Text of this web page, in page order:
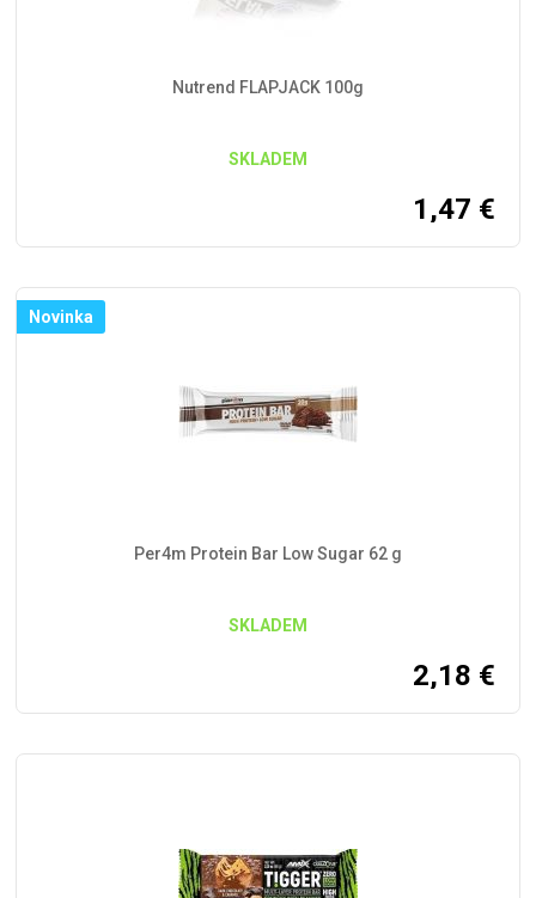
Nutrend FLAPJACK 100g
SKLADEM
1,47 €
Novinka
Per4m Protein Bar Low Sugar 62 g
SKLADEM
2,18 €